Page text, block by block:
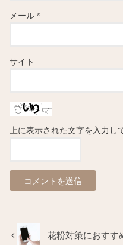
メール*
サイト
上に表示された文字を入力し
花粉対策におすす